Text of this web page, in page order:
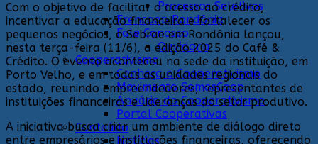
Processos Seletivos
Frencoop Rondônia
Fale Conosco
Ouvidoria
Cooperativismo
Conheça o Cooperativismo
Movimento SomosCoop
Anuário do Cooperativismo
Portal Cooperativas
Conteúdo
Notícias
Com o objetivo de facilitar o acesso ao crédito,
incentivar a educação financeira e fortalecer os
pequenos negócios, o Sebrae em Rondônia lançou,
nesta terça-feira (11/6), a edição 2025 do Café &
Crédito. O evento aconteceu na sede da instituição, em
Porto Velho, e em todas as unidades regionais do
estado, reunindo empreendedores, representantes de
instituições financeiras e lideranças do setor produtivo.
A iniciativa busca criar um ambiente de diálogo direto
entre empresários e instituições financeiras, oferecendo